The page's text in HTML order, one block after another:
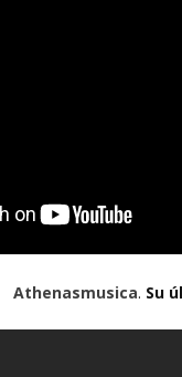
Athenasmusica. Su